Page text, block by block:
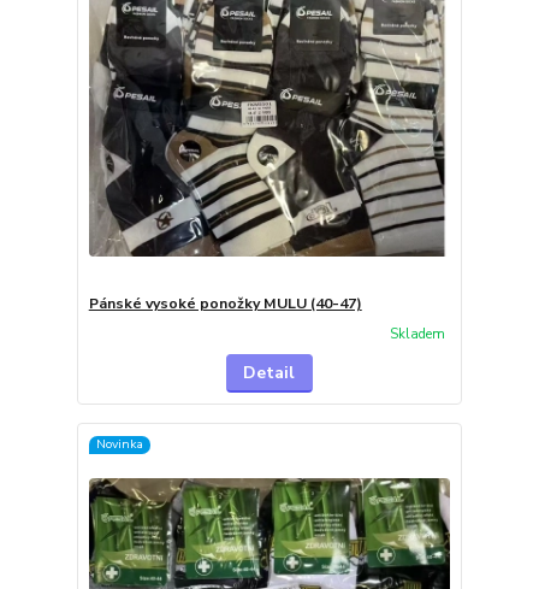
Pánské vysoké ponožky MULU (40-47)
Skladem
Detail
Novinka